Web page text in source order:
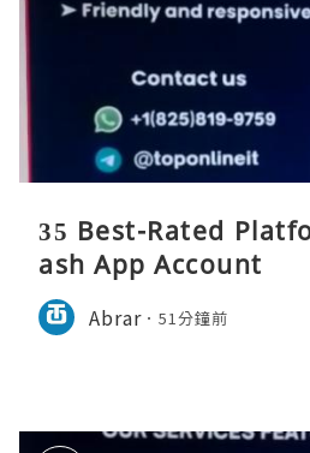
35 Best-Rated
ash App Account
Abrar 51分鐘前